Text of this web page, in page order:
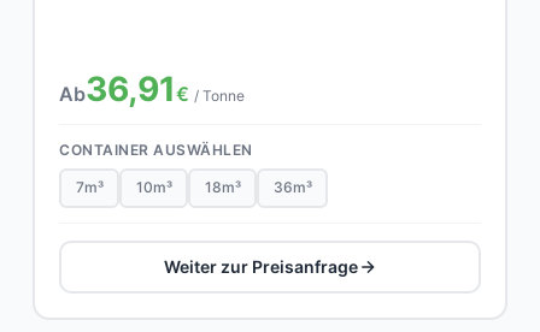
Ab36,91€ / Tonne
CONTAINER AUSWÄHLEN
7m³ 10m³ 18m³ 36m³
Weiter zur Preisanfrage